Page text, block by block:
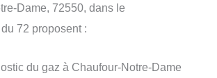
Dame, 72550, dans le
72 proposent :
du gaz à Chaufour-Notre-Dame